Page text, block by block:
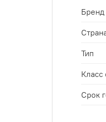
Бренд
Тип
Класс
Срок